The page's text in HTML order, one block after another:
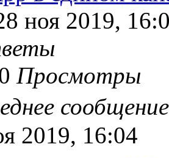
ноя 2019,
Просмотры
2019, 16:04